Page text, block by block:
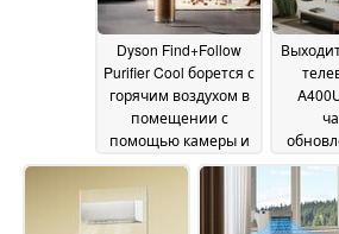
Dyson Find+Follow
Purifier Cool борется с
горячим воздухом в
помещении с
помощью камеры и
искусственного
интеллекта